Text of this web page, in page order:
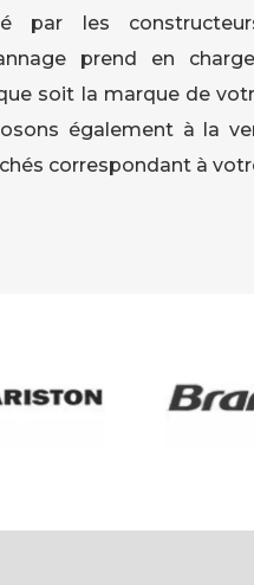
par les
prend en
soit la marque de
également à la
correspondant à